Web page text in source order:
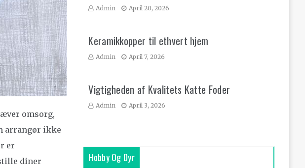
omsorg,
arrangør ikke
er
diner
Admin April 20, 2026
Keramikkopper til ethvert hjem
Admin April 7, 2026
Vigtigheden af Kvalitets Katte Foder
Admin April 3, 2026
Hobby Og Dyr